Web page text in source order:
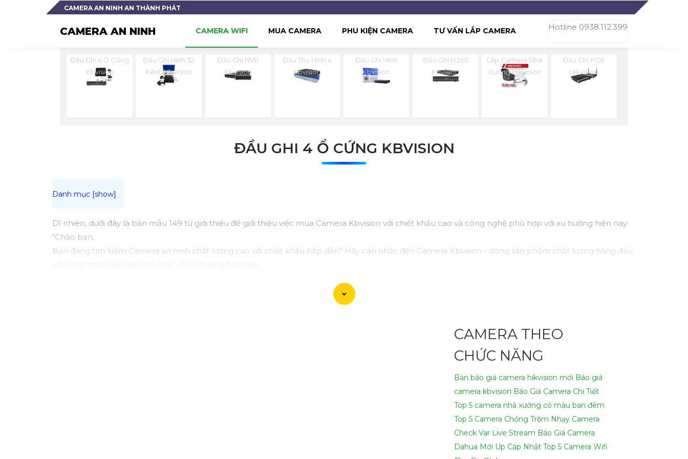
CAMERA AN NINH AN THÀNH PHÁT
CAMERA AN NINH Hotline 0938.112.399
CAMERA WIFI MUA CAMERA PHU KIỆN CAMERA TƯ VẤN LẮP CAMERA
Đầu Ghi 4 Ổ Cứng
Kbvision
Đầu Ghi Hình 32
Kênh Kbvision
Đầu Ghi NVR
Kbvision
Đầu Thu Hình 4
Kbvision
Đầu Ghi Hình
Kbvision
Đầu Ghi H.265
Kbvision
Lắp Camera Nhà
Xưởng Hikvision
Đầu Ghi POE
Hikvision
ĐẦU GHI 4 Ổ CỨNG KBVISION
Dĩ nhiên, dưới đây là bản mẫu 149 từ giới thiệu để giới thiệu việc mua Camera Kbvision với chiết khấu cao và công nghệ phù hợp với xu hướng hiện nay:
"Chào bạn,
Bạn đang tìm kiếm Camera an ninh chất lượng cao với chiết khấu hấp dẫn? Hãy cân nhắc đến Camera Kbvision - dòng sản phẩm chất lượng hàng đầu
Đặt mua ngay hôm nay để hưởng chiết khấu cao và bảo vệ ngôi nhà, cửa hàng hoặc văn phòng của bạn một cách hiệu quả.
Hy vọng bạn sẽ hài lòng với bản mẫu này. Nếu bạn cần thêm sự điều chỉnh hoặc hỗ trợ khác, đừng ngần ngại để viết lại Cung cấp cho công trình.
CAMERA THEO
CHỨC NĂNG
Bản báo giá camera hikvision mới Báo giá
camera kbvision Báo Giá Camera Chi Tiết
Top 5 camera nhà xưởng có màu ban đêm
Top 5 Camera Chống Trộm Nhạy Camera
Check Var Live Stream Báo Giá Camera
Dahua Mới Up Cập Nhật Top 5 Camera Wifi